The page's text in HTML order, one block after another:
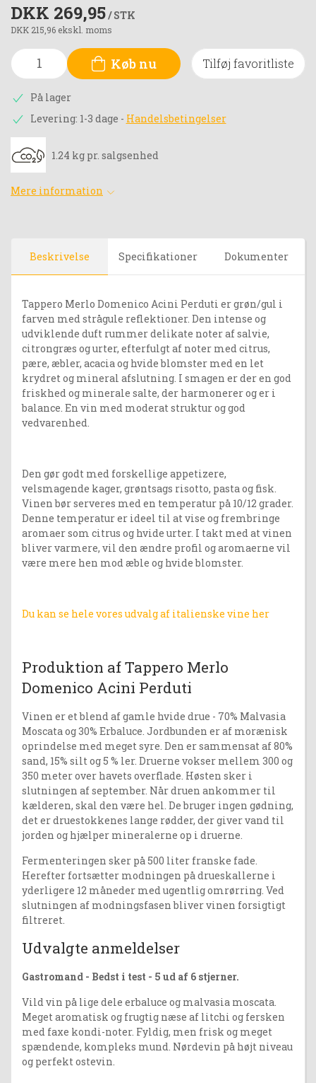
DKK 269,95/ STK
DKK 215,96 ekskl. moms
Køb nu Tilføj favoritliste
På lager
Levering: 1-3 dage - Handelsbetingelser
1.24 kg pr. salgsenhed
Mere information
Beskrivelse Specifikationer Dokumenter
Tappero Merlo Domenico Acini Perduti er grøn/gul i
farven med strågule reflektioner. Den intense og
udviklende duft rummer delikate noter af salvie,
citrongræs og urter, efterfulgt af noter med citrus,
pære, æbler, acacia og hvide blomster med en let
krydret og mineral afslutning. I smagen er der en god
friskhed og minerale salte, der harmonerer og er i
balance. En vin med moderat struktur og god
vedvarenhed.
Den gør godt med forskellige appetizere,
velsmagende kager, grøntsags risotto, pasta og fisk.
Vinen bør serveres med en temperatur på 10/12 grader.
Denne temperatur er ideel til at vise og frembringe
aromaer som citrus og hvide urter. I takt med at vinen
bliver varmere, vil den ændre profil og aromaerne vil
være mere hen mod æble og hvide blomster.
Du kan se hele vores udvalg af italienske vine her
Produktion af Tappero Merlo
Domenico Acini Perduti
Vinen er et blend af gamle hvide drue - 70% Malvasia
Moscata og 30% Erbaluce. Jordbunden er af morænisk
oprindelse med meget syre. Den er sammensat af 80%
sand, 15% silt og 5 % ler. Druerne vokser mellem 300 og
350 meter over havets overflade. Høsten sker i
slutningen af september. Når druen ankommer til
kælderen, skal den være hel. De bruger ingen gødning,
det er druestokkenes lange rødder, der giver vand til
jorden og hjælper mineralerne op i druerne.
Fermenteringen sker på 500 liter franske fade.
Herefter fortsætter modningen på drueskallerne i
yderligere 12 måneder med ugentlig omrørring. Ved
slutningen af modningsfasen bliver vinen forsigtigt
filtreret.
Udvalgte anmeldelser
Gastromand - Bedst i test - 5 ud af 6 stjerner.
Vild vin på lige dele erbaluce og malvasia moscata.
Meget aromatisk og frugtig næse af litchi og fersken
med faxe kondi-noter. Fyldig, men frisk og meget
spændende, kompleks mund. Nørdevin på højt niveau
og perfekt ostevin.